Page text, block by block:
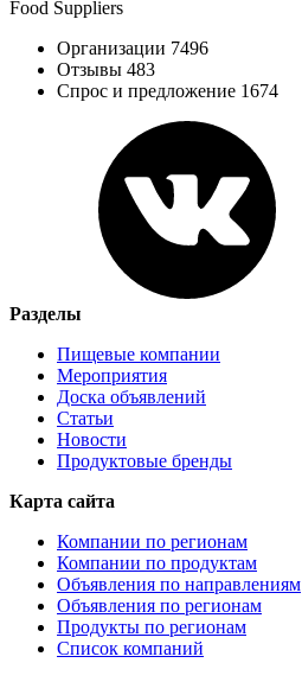
Food Suppliers
Организации 7496
Отзывы 483
Спрос и предложение 1674
Разделы
Пищевые компании
Мероприятия
Доска объявлений
Статьи
Новости
Продуктовые бренды
Карта сайта
Компании по регионам
Компании по продуктам
Объявления по направлениям
Объявления по регионам
Продукты по регионам
Список компаний